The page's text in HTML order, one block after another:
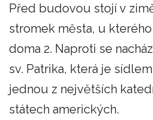
Před budovou stojí v
stromek města, u
doma 2. Naproti se
sv. Patrika, která je
jednou z největších
státech amerických.